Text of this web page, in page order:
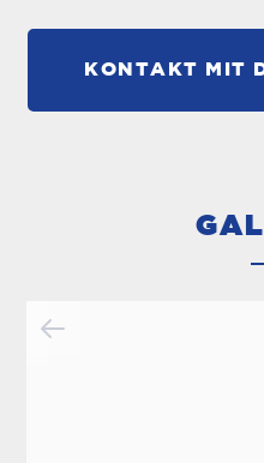
KONTAKT MIT